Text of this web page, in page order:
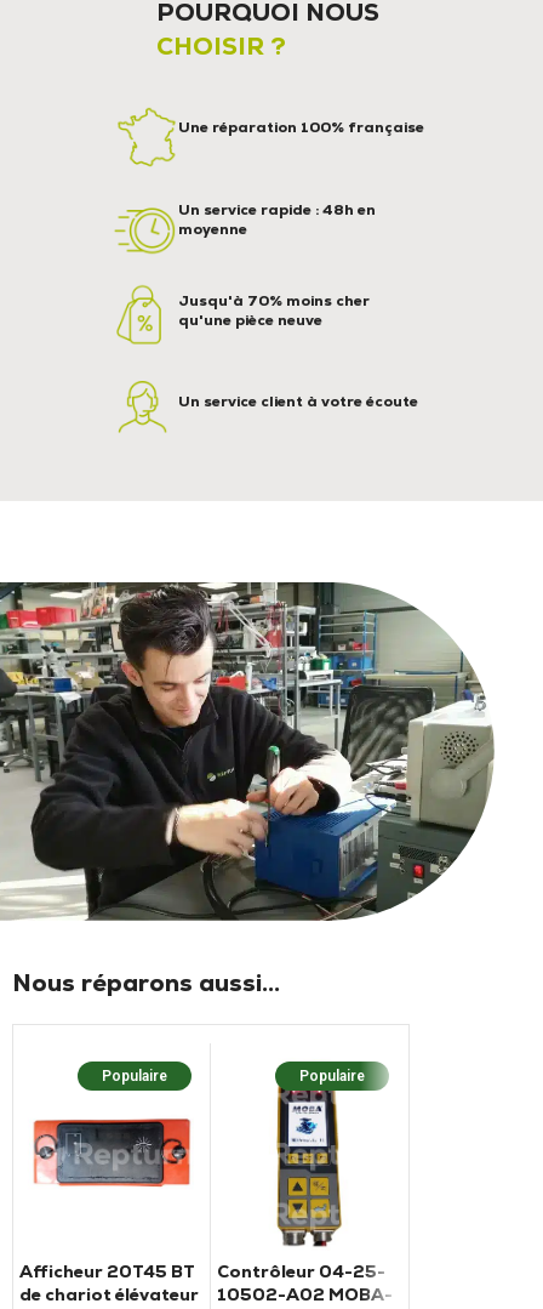
POURQUOI NOUS
CHOISIR ?
Une réparation 100% française
Un service rapide : 48h en
moyenne
Jusqu'à 70% moins cher
qu'une pièce neuve
Un service client à votre écoute
Nous réparons aussi...
Populaire
Afficheur 20T45 BT
de chariot élévateur
Populaire
Contrôleur 04-25-
10502-A02 MOBA-